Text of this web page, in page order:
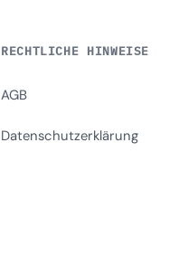
RECHTLICHE HINWEISE
AGB
Datenschutzerklärung